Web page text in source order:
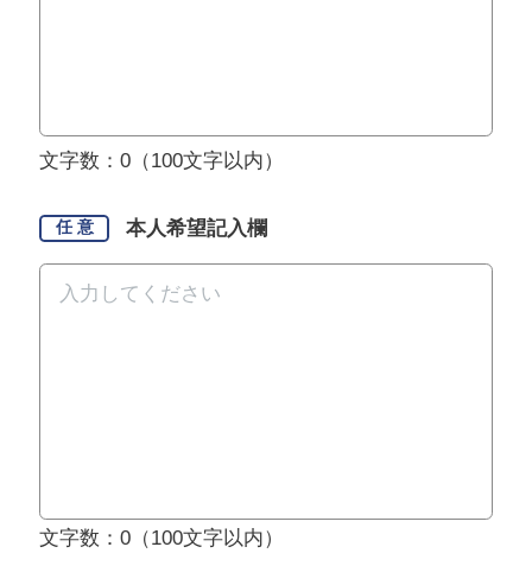
文字数：0 （100文字以内）
任 意 本人希望記入欄
文字数：0 （100文字以内）